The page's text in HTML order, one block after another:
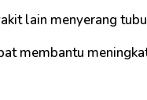
lain menyerang
membantu